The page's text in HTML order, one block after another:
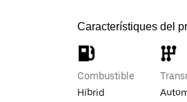
Característiques del
Combustible
Híbrid